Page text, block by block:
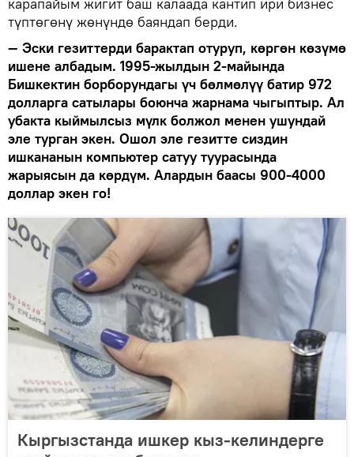
түптөгөнү жөнүндө баяндап берди.
— Эски гезиттерди барактап отуруп, көргөн көзүмө
ишене албадым. 1995-жылдын 2-майында
Бишкектин борборундагы үч бөлмөлүү батир 972
долларга сатылары боюнча жарнама чыгыптыр. Ал
убакта кыймылсыз мүлк болжол менен ушундай
эле турган экен. Ошол эле гезитте сиздин
ишкананын компьютер сатуу туурасында
жарыясын да көрдүм. Алардын баасы 900-4000
доллар экен го!
Кыргызстанда ишкер кыз-келиндерге